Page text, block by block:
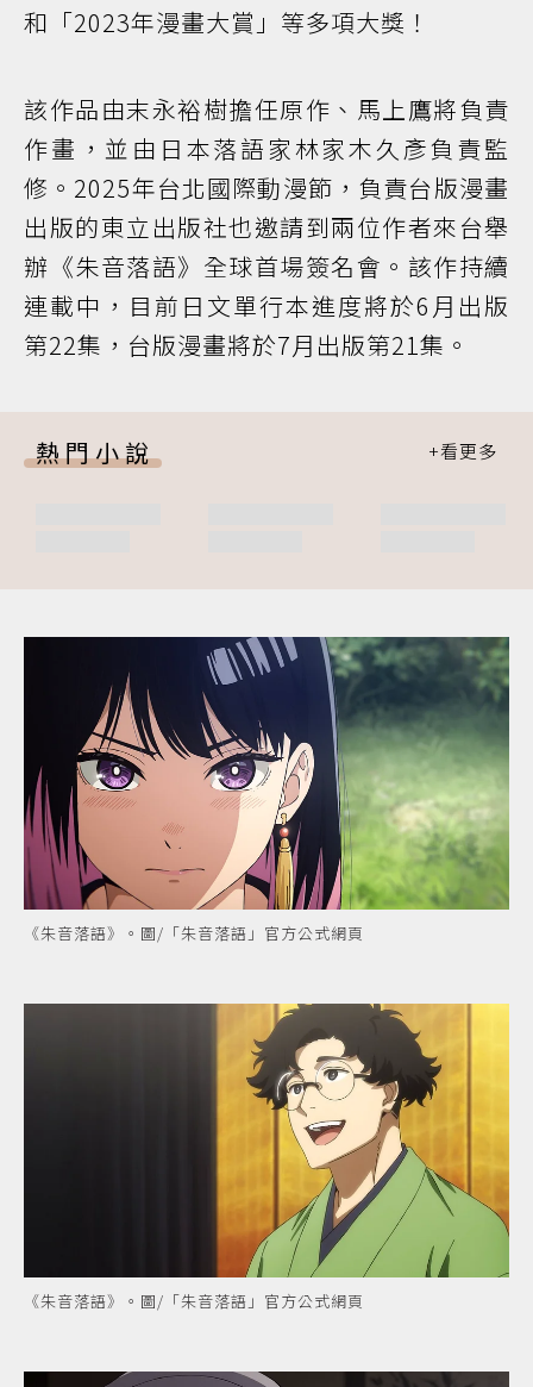
和「2023年漫畫大賞」等多項大獎！
該作品由末永裕樹擔任原作、馬上鷹將負責
作畫，並由日本落語家林家木久彥負責監
修。2025年台北國際動漫節，負責台版漫畫
出版的東立出版社也邀請到兩位作者來台舉
辦《朱音落語》全球首場簽名會。該作持續
連載中，目前日文單行本進度將於6月出版
第22集，台版漫畫將於7月出版第21集。
熱門小說
《朱音落語》。圖/「朱音落語」官方公式網頁
《朱音落語》。圖/「朱音落語」官方公式網頁